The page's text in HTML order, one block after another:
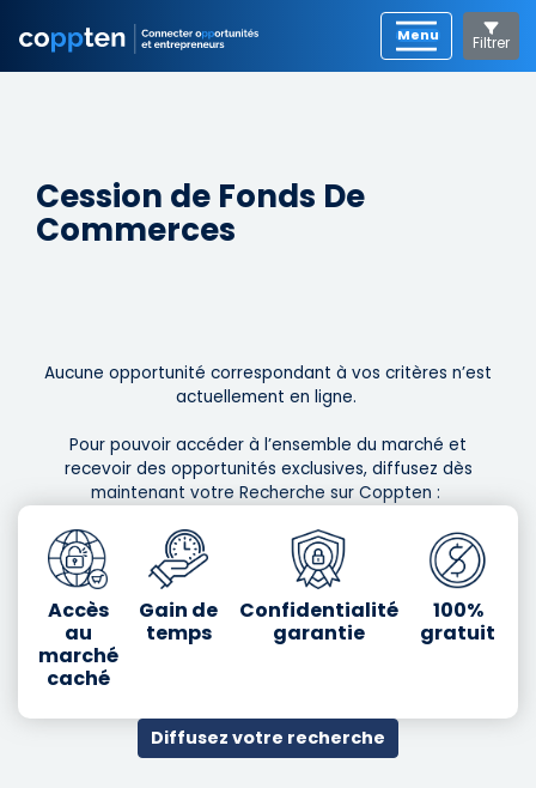
Filtrer
Cession de Fonds De
Commerces
Aucune opportunité correspondant à vos critères n’est
actuellement en ligne. ​
Pour pouvoir accéder à l’ensemble du marché et
recevoir des opportunités exclusives, diffusez dès
maintenant votre Recherche sur Coppten : ​
Accès
au
marché
caché
Gain de
temps
Confidentialité
garantie
100%
gratuit
Diffusez votre recherche